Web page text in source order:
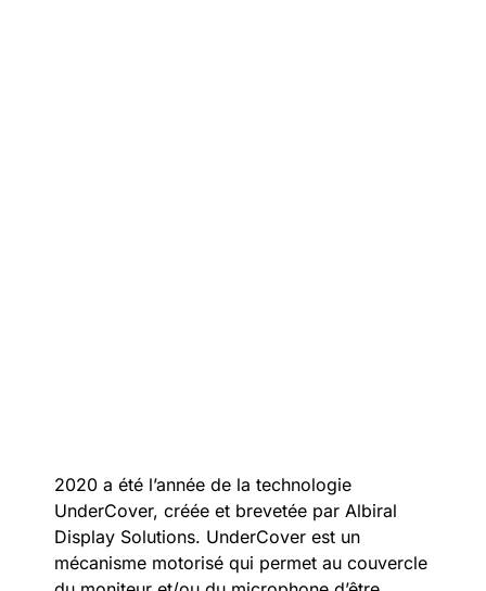
2020 a été l’année de la technologie
UnderCover, créée et brevetée par Albiral
Display Solutions. UnderCover est un
mécanisme motorisé qui permet au couvercle